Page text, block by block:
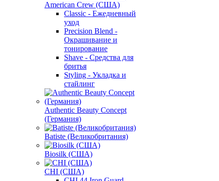
American Crew (США)
Classic - Ежедневный
уход
Precision Blend -
Окрашивание и
тонирование
Shave - Средства для
бритья
Styling - Укладка и
стайлинг
Authentic Beauty Concept
(Германия)
Batiste (Великобритания)
Biosilk (США)
CHI (США)